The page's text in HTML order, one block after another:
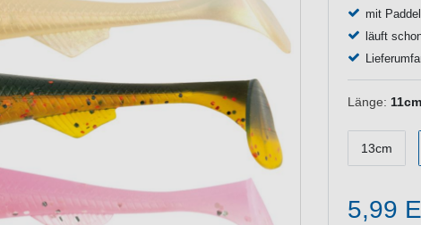
mit
läuft
Länge: 11cm
13cm
5,99